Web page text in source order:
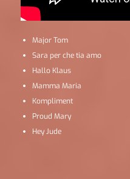
Major Tom
Sara per che tia amo
Hallo Klaus
Mamma Maria
Kompliment
Proud Mary
Hey Jude